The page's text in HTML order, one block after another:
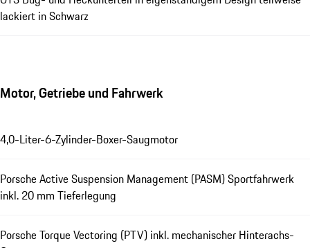
lackiert in Schwarz
Motor, Getriebe und Fahrwerk
4,0-Liter-6-Zylinder-Boxer-Saugmotor
Porsche Active Suspension Management (PASM) Sportfahrwerk
inkl. 20 mm Tieferlegung
Porsche Torque Vectoring (PTV) inkl. mechanischer Hinterachs-